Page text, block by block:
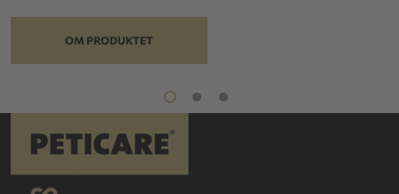
OM PRODUKTET